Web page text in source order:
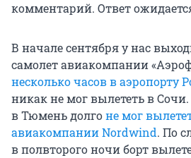
комментарий. Ответ
В начале сентября у нас
самолет авиакомпании
несколько часов в аэропорту
никак не мог вылететь в
в Тюмень долгоне мог
авиакомпании Nordwind. По
в полвторого ночи борт